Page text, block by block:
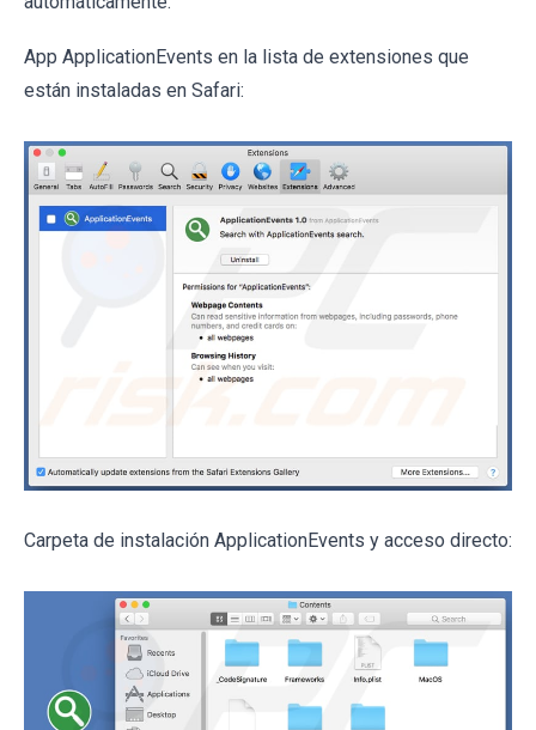
App ApplicationEvents en la lista de extensiones que
están instaladas en Safari:
Carpeta de instalación ApplicationEvents y acceso directo: